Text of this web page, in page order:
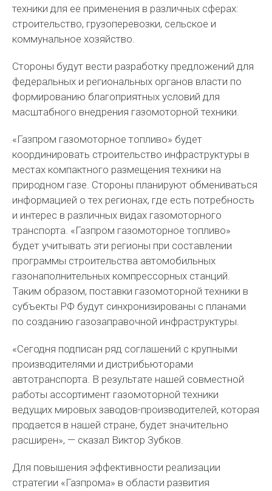
техники для ее применения в различных сферах:
строительство, грузоперевозки, сельское и
коммунальное хозяйство.
Стороны будут вести разработку предложений для
федеральных и региональных органов власти по
формированию благоприятных условий для
масштабного внедрения газомоторной техники.
«Газпром газомоторное топливо» будет
координировать строительство инфраструктуры в
местах компактного размещения техники на
природном газе. Стороны планируют обмениваться
информацией о тех регионах, где есть потребность
и интерес в различных видах газомоторного
транспорта. «Газпром газомоторное топливо»
будет учитывать эти регионы при составлении
программы строительства автомобильных
газонаполнительных компрессорных станций.
Таким образом, поставки газомоторной техники в
субъекты РФ будут синхронизированы с планами
по созданию газозаправочной инфраструктуры.
«Сегодня подписан ряд соглашений с крупными
производителями и дистрибьюторами
автотранспорта. В результате нашей совместной
работы ассортимент газомоторной техники
ведущих мировых заводов-производителей, которая
продается в нашей стране, будет значительно
расширен», — сказал Виктор Зубков.
Для повышения эффективности реализации
стратегии «Газпрома» в области развития